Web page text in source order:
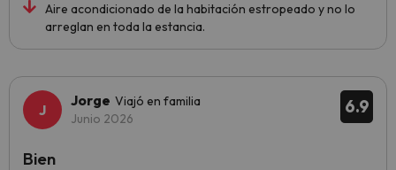
Aire acondicionado de la habitación estropeado y no lo
arreglan en toda la estancia.
6.9
Jorge Viajó en familia
Junio 2026
Bien